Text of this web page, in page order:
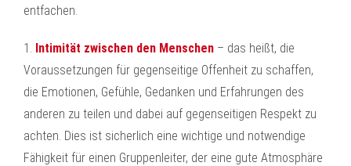
entfachen.
1. Intimität zwischen den Menschen – das heißt, die
Voraussetzungen für gegenseitige Offenheit zu schaffen,
die Emotionen, Gefühle, Gedanken und Erfahrungen des
anderen zu teilen und dabei auf gegenseitigen Respekt zu
achten. Dies ist sicherlich eine wichtige und notwendige
Fähigkeit für einen Gruppenleiter, der eine gute Atmosphäre